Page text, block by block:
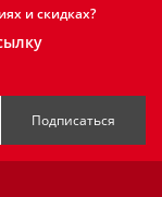
и скидках?
Подписаться